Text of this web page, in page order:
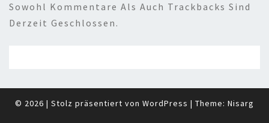
Sowohl Kommentare Als Auch Trackbacks Sind
Derzeit Geschlossen.
© 2026 | Stolz präsentiert von WordPress | Theme: Nisarg